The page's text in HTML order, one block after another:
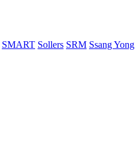
SMART Sollers SRM Ssang Yong